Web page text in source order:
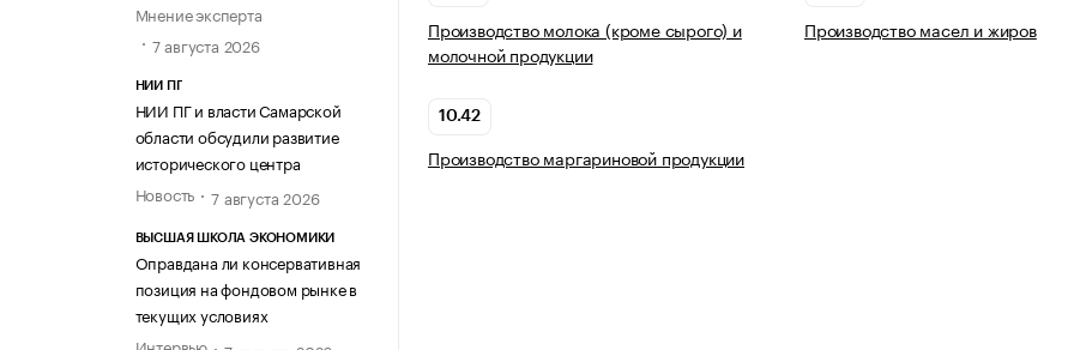
Мнение эксперта
7 августа 2026
НИИ ПГ
НИИ ПГ и власти Самарской
области обсудили развитие
исторического центра
Новость
7 августа 2026
ВЫСШАЯ ШКОЛА ЭКОНОМИКИ
Оправдана ли консервативная
позиция на фондовом рынке в
текущих условиях
Производство молока (кроме сырого) и
молочной продукции
Производство масел и жиров
10.42
Производство маргариновой продукции